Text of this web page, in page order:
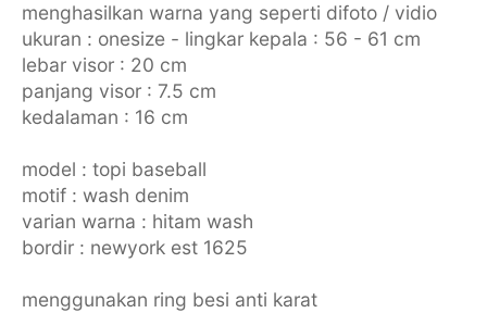
menghasilkan warna yang seperti difoto / vidio
ukuran : onesize - lingkar kepala : 56 - 61 cm
lebar visor : 20 cm
panjang visor : 7.5 cm
kedalaman : 16 cm
model : topi baseball
motif : wash denim
varian warna : hitam wash
bordir : newyork est 1625
menggunakan ring besi anti karat